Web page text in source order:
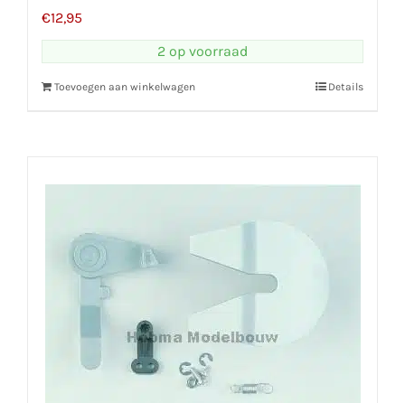
€12,95
2 op voorraad
Toevoegen aan winkelwagen Details